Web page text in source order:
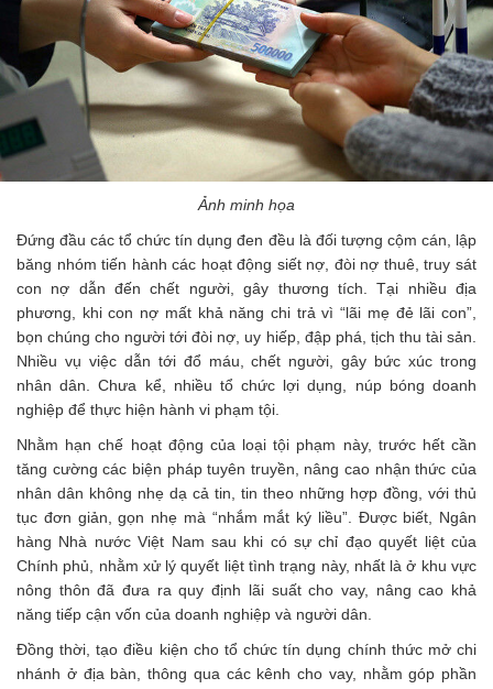
Ảnh minh họa
Đứng đầu các tổ chức tín dụng đen đều là đối tượng cộm cán, lập
băng nhóm tiến hành các hoạt động siết nợ, đòi nợ thuê, truy sát
con nợ dẫn đến chết người, gây thương tích. Tại nhiều địa
phương, khi con nợ mất khả năng chi trả vì “lãi mẹ đẻ lãi con”,
bọn chúng cho người tới đòi nợ, uy hiếp, đập phá, tịch thu tài sản.
Nhiều vụ việc dẫn tới đổ máu, chết người, gây bức xúc trong
nhân dân. Chưa kể, nhiều tổ chức lợi dụng, núp bóng doanh
nghiệp để thực hiện hành vi phạm tội.
Nhằm hạn chế hoạt động của loại tội phạm này, trước hết cần
tăng cường các biện pháp tuyên truyền, nâng cao nhận thức của
nhân dân không nhẹ dạ cả tin, tin theo những hợp đồng, với thủ
tục đơn giản, gọn nhẹ mà “nhắm mắt ký liều”. Được biết, Ngân
hàng Nhà nước Việt Nam sau khi có sự chỉ đạo quyết liệt của
Chính phủ, nhằm xử lý quyết liệt tình trạng này, nhất là ở khu vực
nông thôn đã đưa ra quy định lãi suất cho vay, nâng cao khả
năng tiếp cận vốn của doanh nghiệp và người dân.
Đồng thời, tạo điều kiện cho tổ chức tín dụng chính thức mở chi
nhánh ở địa bàn, thông qua các kênh cho vay, nhằm góp phần